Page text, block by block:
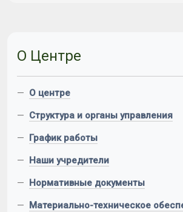
О Центре
— О центре
— Структура и органы управления
— График работы
— Наши учредители
— Нормативные документы
— Материально-техническое